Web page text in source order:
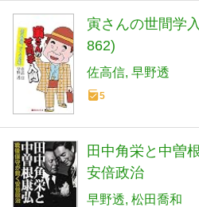
寅さんの世間学
862)
佐高信 早野透
5
田中角栄と中曽
安倍政治
早野透 松田喬和